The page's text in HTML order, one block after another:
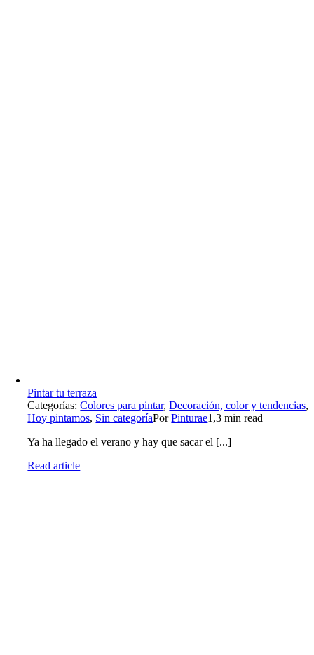
Pintar tu terraza
Categorías:Colores para pintar,Decoración, color y tendencias,
Hoy pintamos, Sin categoríaPorPinturae1,3 min read
Ya ha llegado el verano y hay que sacar el [...]
Read article